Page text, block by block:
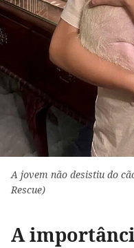
A jovem não desistiu do
Rescue)
A